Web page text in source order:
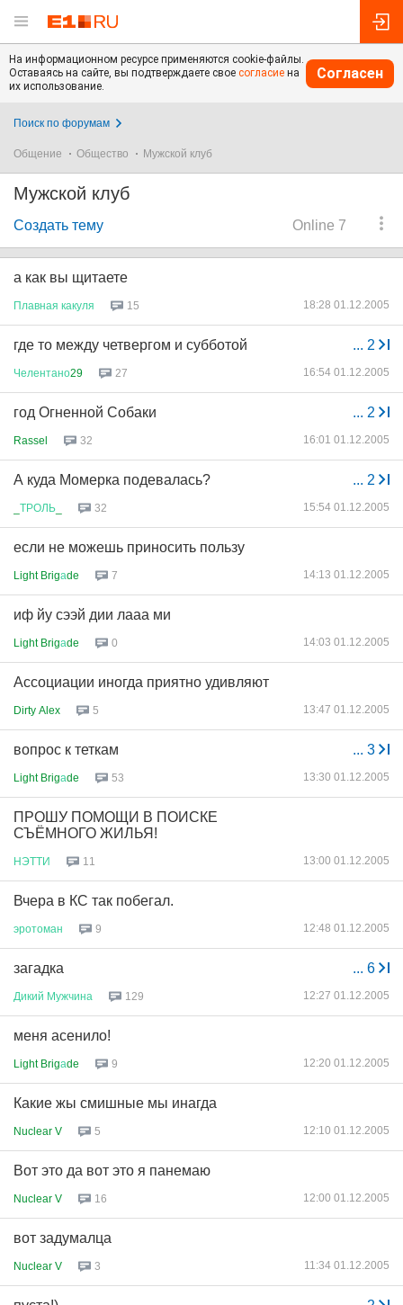
На информационном ресурсе применяются cookie-файлы.
Оставаясь на сайте, вы подтверждаете свое согласие на
их использование.
Согласен
Поиск по форумам
Общение Общество Мужской клуб
Мужской клуб
Online 7
Создать тему
а как вы щитаете
Плавная какуля 15 18:28 01.12.2005
... 2
где то между четвергом и субботой
Челентано29 27 16:54 01.12.2005
... 2
год Огненной Собаки
Rassel 32 16:01 01.12.2005
... 2
А куда Момерка подевалась?
ТРОЛЬ 32 15:54 01.12.2005
если не можешь приносить пользу
Light Brigаde 7 14:13 01.12.2005
иф йу сээй дии лааа ми
Light Brigаde 0 14:03 01.12.2005
Ассоциации иногда приятно удивляют
Dirty Alex 5 13:47 01.12.2005
... 3
вопрос к теткам
Light Brigаde 53 13:30 01.12.2005
ПРОШУ ПОМОЩИ В ПОИСКЕ
СЪЁМНОГО ЖИЛЬЯ!
НЭТТИ 11 13:00 01.12.2005
Вчера в КС так побегал.
эротоман 9 12:48 01.12.2005
... 6
загадка
Дикий Мужчина 129 12:27 01.12.2005
меня асенило!
Light Brigаde 9 12:20 01.12.2005
Какие жы смишные мы инагда
Nuclear V 5 12:10 01.12.2005
Вот это да вот это я панемаю
Nuclear V 16 12:00 01.12.2005
вот задумалца
Nuclear V 3 11:34 01.12.2005